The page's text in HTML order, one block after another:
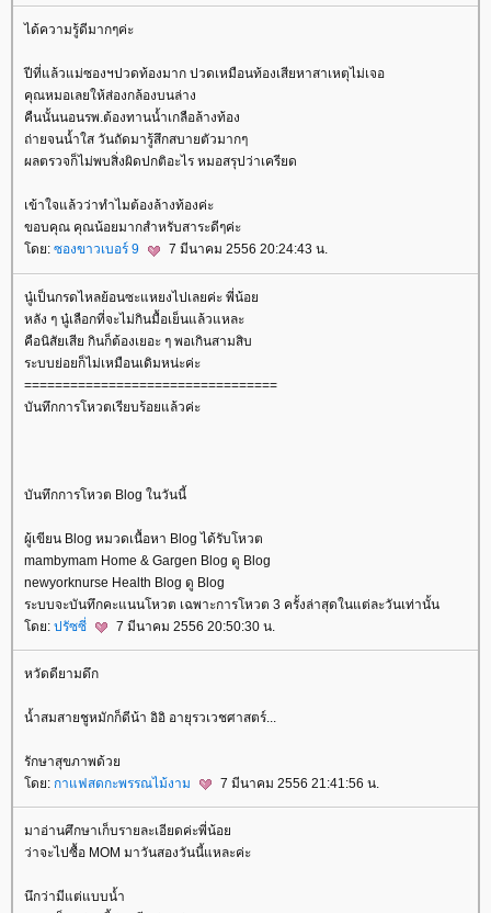
ได้ความรู้ดีมากๆค่ะ
ปีที่แล้วแม่ซองฯปวดท้องมาก ปวดเหมือนท้องเสียหาสาเหตุไม่เจอ
คุณหมอเลยให้ส่องกล้องบนล่าง
คืนนั้นนอนรพ.ต้องทานน้ำเกลือล้างท้อง
ถ่ายจนน้ำใส วันถัดมารู้สึกสบายตัวมากๆ
ผลตรวจก็ไม่พบสิ่งผิดปกติอะไร หมอสรุปว่าเครียด
เข้าใจแล้วว่าทำไมต้องล้างท้องค่ะ
ขอบคุณ คุณน้อยมากสำหรับสาระดีๆค่ะ
ดย: ซองขาวเบอร์ 9 7 มีนาคม 2556 20:24:43 น.
นู๋เป็นกรดไหลย้อนซะแหยงไปเลยค่ะ พี่น้อ
หลัง ๆ นู๋เลือกที่จะไม่กินมื้อเย็นแล้วแหละ
คือนิสัยเสีย กินก็ต้องเยอะ ๆ พอเกินสามสิบ
ระบบย่อยก็ไม่เหมือนเดิมหน่ะค่ะ
=================================
บันทึกการโหวตเรียบร้อยแล้วค่ะ
บันทึกการโหวต Blog ในวันนี้
ผู้เขียน Blog หมวดเนื้อหา Blog ได้รับโหวต
mambymam Home & Gargen Blog ดู Blog
newyorknurse Health Blog ดู Blog
ระบบจะบันทึกคะแนนโหวต เฉพาะการโหวต 3 ครั้งล่าสุดในแต่ละวันเท่านั้น
ดย: ปรัซซี่ 7 มีนาคม 2556 20:50:30 น.
หวัดดียามดึก
น้ำสมสายชูหมักก็ดีน้า อิอิ อายุรวเวชศาสตร์...
รักษาสุขภาพด้ว
ดย: กาแฟสดกะพรรณไม้งาม 7 มีนาคม 2556 21:41:56 น.
มาอ่านศึกษาเก็บรายละเอียดค่ะพี่น้อ
ว่าจะไปซื้อ MOM มาวันสองวันนี้แหละค่ะ
นึกว่ามีแต่แบบน้ำ